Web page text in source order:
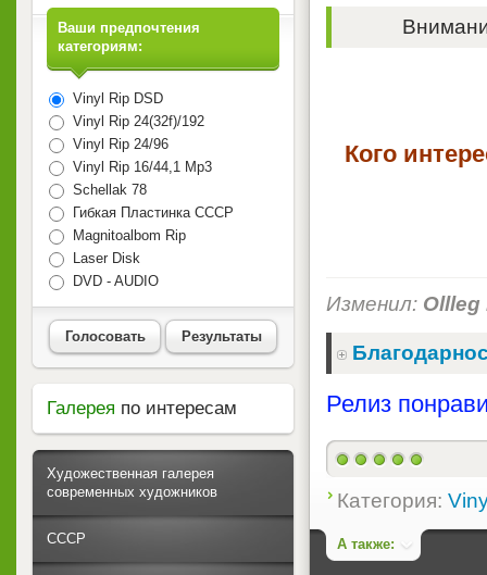
Кого
Изменил: Ollleg
Релиз
Категория:
А также:
Ваши предпочтения
категориям:
Vinyl Rip DSD
Vinyl Rip 24(32f)/192
Vinyl Rip 24/96
Vinyl Rip 16/44,1 Mp3
Schellak 78
Гибкая Пластинка СССР
Magnitoalbom Rip
Laser Disk
DVD - AUDIO
Голосовать Результаты
Галерея по интересам
Художественная галерея
современных художников
СССР